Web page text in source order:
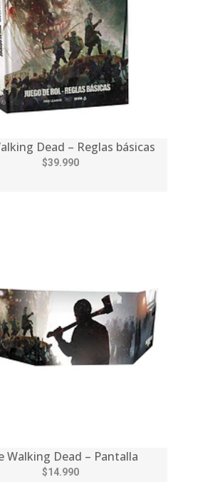
Dead – Reglas básicas
$39.990
Walking Dead – Pantalla
$14.990